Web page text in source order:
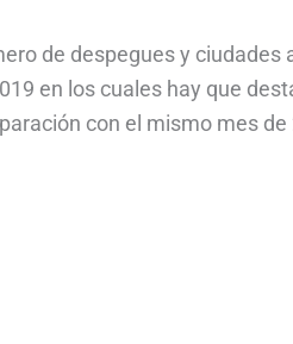
de despegues y
en los cuales hay que
con el mismo mes de